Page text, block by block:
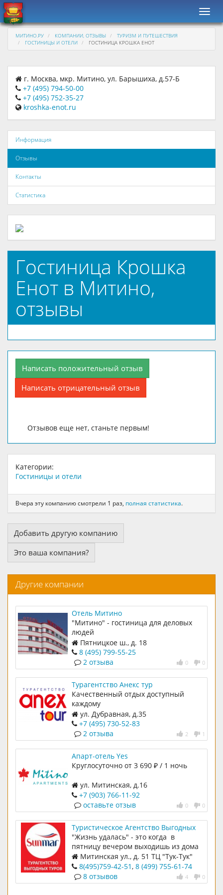
МИТИНО.РУ КОМПАНИИ, ОТЗЫВЫ
ТУРИЗМ И ПУТЕШЕСТВИЯ
ГОСТИНИЦЫ И ОТЕЛИ
ГОСТИНИЦА КРОШКА ЕНОТ
г. Москва, мкр. Митино, ул. Барышиха, д.57-Б
+7 (495) 794-50-00
+7 (495) 752-35-27
kroshka-enot.ru
Информация
Отзывы
Контакты
Статистика
Гостиница Крошка
Енот в Митино,
отзывы
Написать положительный отзыв
Написать отрицательный отзыв
Отзывов еще нет, станьте первым!
Категории:
Гостиницы и отели
Вчера эту компанию смотрели 1 раз, полная статистика.
Добавить другую компанию
Это ваша компания?
Другие компании
Отель Митино
"Митино" - гостиница для деловых
людей
Пятницкое ш., д. 18
8 (495) 799-55-25
0 0
2 отзыва
Турагентство Анекс тур
Качественный отдых доступный
каждому
ул. Дубравная, д.35
+7 (495) 730-52-83
2 1
2 отзыва
Апарт-отель Yes
Круглосуточно от 3 690 ₽ / 1 ночь
ул. Митинская, д.16
+7 (903) 766-11-92
0 0
оставьте отзыв
Туристическое Агентство Выгодных
Туров SUNMAR
"Жизнь удалась" - это когда в
пятницу вечером выходишь из дома
поужинать и, на всякий случай,
берешь с собой загранпаспорт
Митинская ул., д. 51 ТЦ "Тук-Тук"
8(495)759-42-51, 8 (499) 755-61-74
4 0
8 отзывов